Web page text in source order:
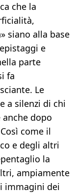
che la
siano alla base
e
parte
fa
Le
a silenzi di chi
dopo
come il
e degli altri
la
ampiamente
immagini dei